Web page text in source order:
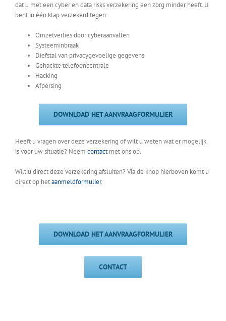
dat u met een cyber en data risks verzekering een zorg minder heeft. U
bent in één klap verzekerd tegen:
Omzetverlies door cyberaanvallen
Systeeminbraak
Diefstal van privacygevoelige gegevens
Gehackte telefooncentrale
Hacking
Afpersing
DOWNLOAD HET AANVRAAGFORMULIER
Heeft u vragen over deze verzekering of wilt u weten wat er mogelijk
is voor uw situatie? Neem contactmet ons op.
Wilt u direct deze verzekering afsluiten? Via de knop hierboven komt u
direct op hetaanmeldformulier.
DOWNLOAD HET AANVRAAGFORMULIER
CONTACT